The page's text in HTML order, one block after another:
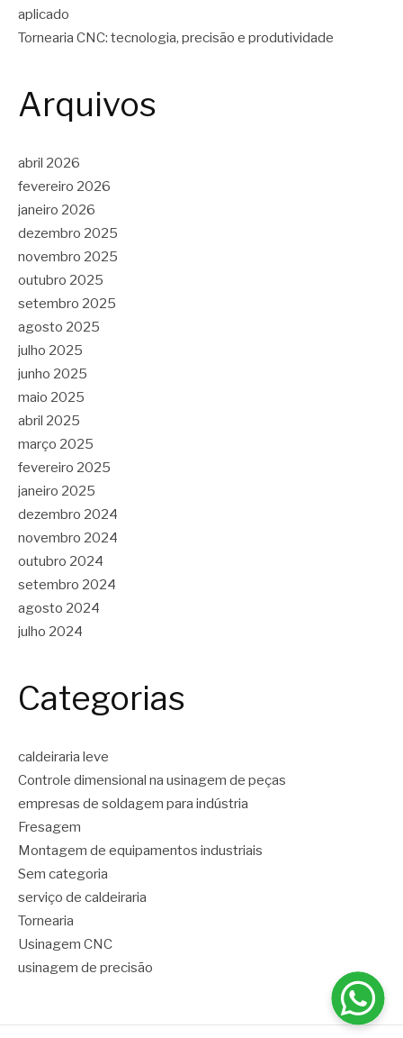
aplicado
Tornearia CNC: tecnologia, precisão e produtividade
Arquivos
abril 2026
fevereiro 2026
janeiro 2026
dezembro 2025
novembro 2025
outubro 2025
setembro 2025
agosto 2025
julho 2025
junho 2025
maio 2025
abril 2025
março 2025
fevereiro 2025
janeiro 2025
dezembro 2024
novembro 2024
outubro 2024
setembro 2024
agosto 2024
julho 2024
Categorias
caldeiraria leve
Controle dimensional na usinagem de peças
empresas de soldagem para indústria
Fresagem
Montagem de equipamentos industriais
Sem categoria
serviço de caldeiraria
Tornearia
Usinagem CNC
usinagem de precisão